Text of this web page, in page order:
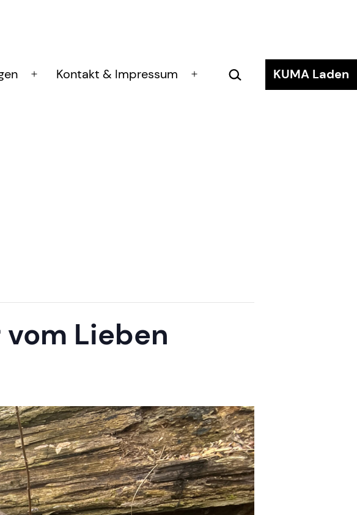
Menü
Kontakt & Impressum Suchen … KUMA Laden
vom Lieben